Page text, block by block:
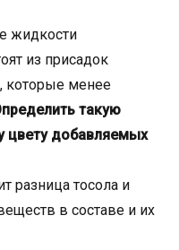
жидкости
из присадок
которые менее
такую
цвету добавляемых
разница тосола и
в составе и их